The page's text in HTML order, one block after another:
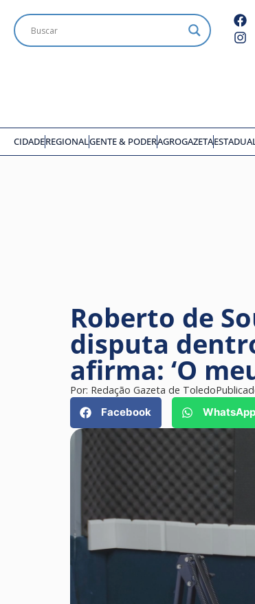
CIDADEREGIONALGENTE & PODERAGROGAZETA
Roberto de
disputa
afirma: ‘O
Por: Redação Gazeta de Toledo
Facebook
WhatsApp